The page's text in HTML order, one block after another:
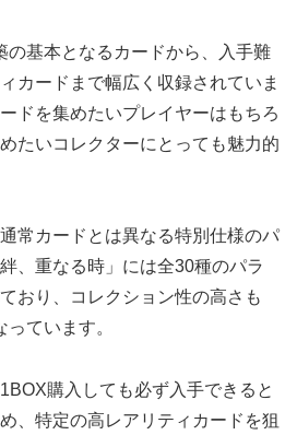
の基本となるカードから、入手難
カードまで幅広く収録されていま
ドを集めたいプレイヤーはもちろ
たいコレクターにとっても魅力的
常カードとは異なる特別仕様のパ
、重なる時」には全30種のパラ
おり、コレクション性の高さも
ています。
購入しても必ず入手できると
、特定の高レアリティカードを狙